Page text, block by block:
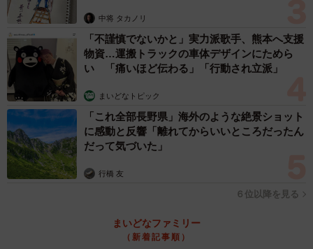
中将 タカノリ
「不謹慎でないかと」実力派歌手、熊本へ支援
物資…運搬トラックの車体デザインにためら
い 「痛いほど伝わる」「行動され立派」
まいどなトピック
「これ全部長野県」海外のような絶景ショット
に感動と反響「離れてからいいところだったん
だって気づいた」
行橋 友
６位以降を見る
まいどなファミリー
（新着記事順）